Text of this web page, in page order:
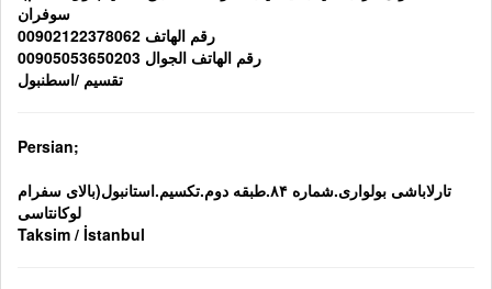
رقم الهاتف الجوال 00905053650203
تقسيم /اسطنبول
Persian;
تارلاباشی بولواری.شماره ۸۴.طبقه دوم.تکسیم.استانبول(بالای سفرام
Taksim / İstanbul